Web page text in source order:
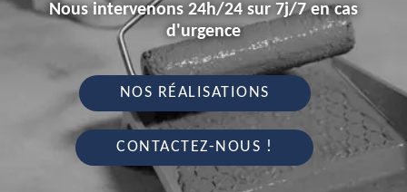
Nous intervenons 24h/24 sur 7j/7 en cas
d'urgence
NOS RÉALISATIONS
CONTACTEZ-NOUS !